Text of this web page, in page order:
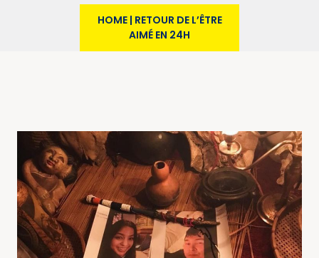
HOME| RETOUR DE L’ÊTRE
AIMÉ EN 24H